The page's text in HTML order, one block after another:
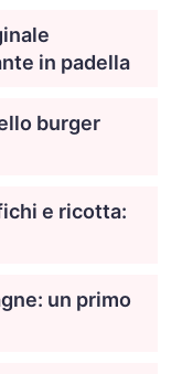
in padella
burger
e ricotta:
un primo